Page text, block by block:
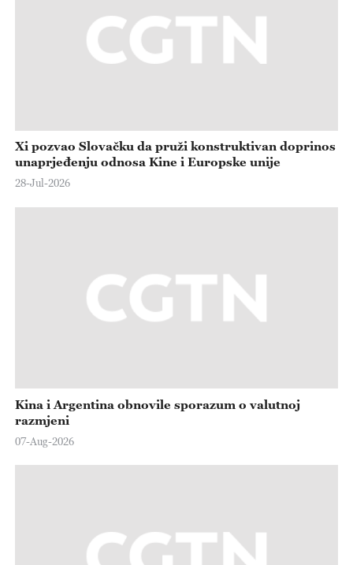
Xi pozvao Slovačku da pruži konstruktivan doprinos
unaprjeđenju odnosa Kine i Europske unije
28-Jul-2026
Kina i Argentina obnovile sporazum o valutnoj
razmjeni
07-Aug-2026